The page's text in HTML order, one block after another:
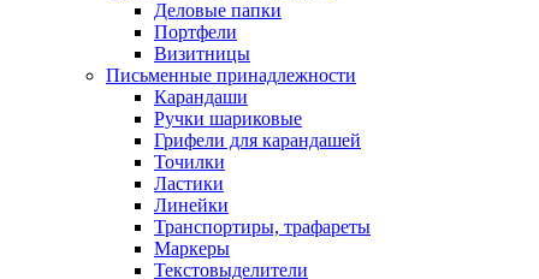
Деловые папки
Портфели
Визитницы
Письменные принадлежности
Карандаши
Ручки шариковые
Грифели для карандашей
Точилки
Ластики
Линейки
Транспортиры, трафареты
Маркеры
Текстовыделители